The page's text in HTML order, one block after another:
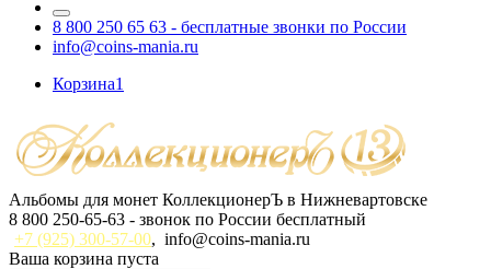
8 800 250 65 63 - бесплатные звонки по России
info@coins-mania.ru
Корзина1
Альбомы для монет КоллекционерЪ в Нижневартовске
8 800 250-65-63 - звонок по России бесплатный
+7 (925) 300-57-00, info@coins-mania.ru
Ваша корзина пуста